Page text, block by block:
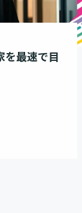
を最速で目